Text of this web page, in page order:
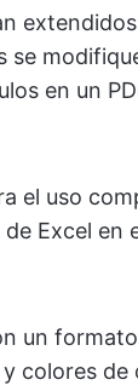
en un
el uso
Excel en
un
colores de